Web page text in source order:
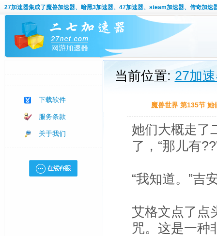
27加速器集成了魔兽加速器、暗黑3加速器、47加速器、steam加速器、传奇加速
下载软件
服务条款
关于我们
当前位置:27加
魔兽世界 第135节 她
她们大概走了
了，“那儿有
“我知道。”吉
艾格文点了点
咒。这是一种